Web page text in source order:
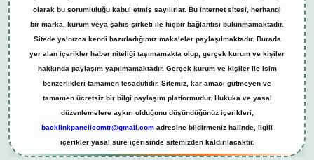
olarak bu sorumluluğu kabul etmiş sayılırlar. Bu internet sitesi, herhangi
bir marka, kurum veya şahıs şirketi ile hiçbir bağlantısı bulunmamaktadır.
Sitede yalnızca kendi hazırladığımız makaleler paylaşılmaktadır. Burada
yer alan içerikler haber niteliği taşımamakta olup, gerçek kurum ve kişiler
hakkında paylaşım yapılmamaktadır. Gerçek kurum ve kişiler ile isim
benzerlikleri tamamen tesadüfidir. Sitemiz, kar amacı gütmeyen ve
tamamen ücretsiz bir bilgi paylaşım platformudur. Hukuka ve yasal
düzenlemelere aykırı olduğunu düşündüğünüz içerikleri,
backlinkpanelicomtr@gmail.com adresine bildirmeniz halinde, ilgili
içerikler yasal süre içerisinde sitemizden kaldırılacaktır.